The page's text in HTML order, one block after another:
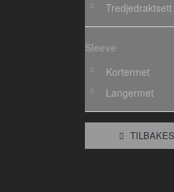
Tredjedraktsett
Sleeve
Kortermet
Langermet